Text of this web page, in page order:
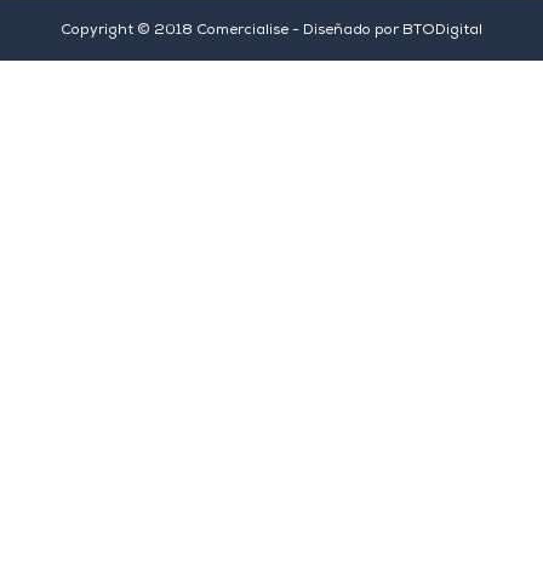
Copyright © 2018 Comercialise - Diseñado por BTODigital